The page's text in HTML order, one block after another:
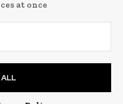
at once